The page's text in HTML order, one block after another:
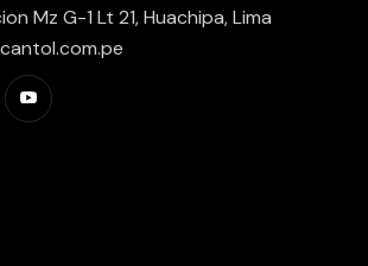
Mz G-1 Lt 21, Huachipa, Lima